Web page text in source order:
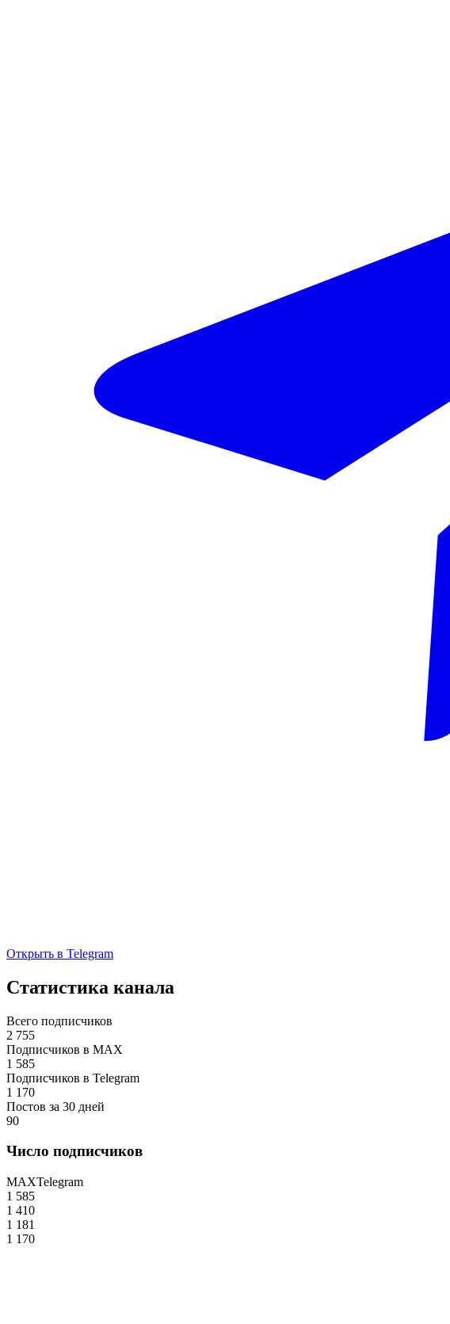
Открыть в Telegram
Статистика канала
Всего подписчиков
2 755
Подписчиков в MAX
1 585
Подписчиков в Telegram
1 170
Постов за 30 дней
90
Число подписчиков
MAXTelegram
1 585
1 410
1 181
1 170